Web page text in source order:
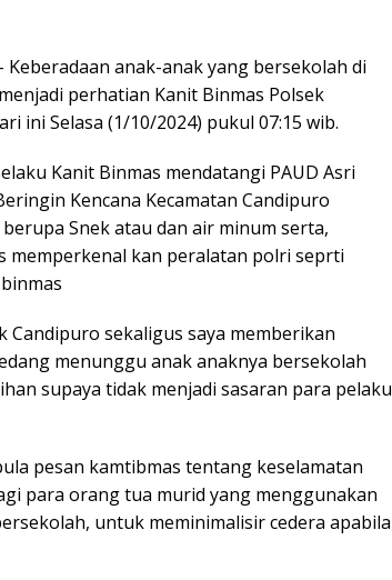
Keberadaan anak-anak yang bersekolah di
perhatian Kanit Binmas Polsek
ini Selasa (1/10/2024) pukul 07:15 wib.
Kanit Binmas mendatangi PAUD Asri
Kencana Kecamatan Candipuro
Snek atau dan air minum serta,
memperkenal kan peralatan polri seprti
Candipuro sekaligus saya memberikan
menunggu anak anaknya bersekolah
supaya tidak menjadi sasaran para pelaku
pesan kamtibmas tentang keselamatan
para orang tua murid yang menggunakan
untuk meminimalisir cedera apabila